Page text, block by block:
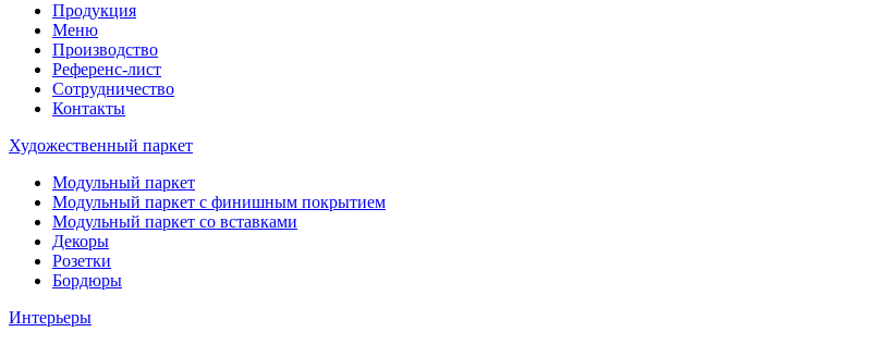
Продукция
Меню
Производство
Референс-лист
Сотрудничество
Контакты
Художественный паркет
Модульный паркет
Модульный паркет с финишным покрытием
Модульный паркет со вставками
Декоры
Розетки
Бордюры
Интерьеры